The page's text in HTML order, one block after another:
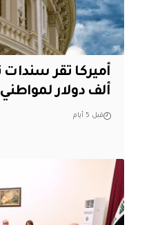
ألف دولار لمواطني 50 دولة
قبل 5 أيام